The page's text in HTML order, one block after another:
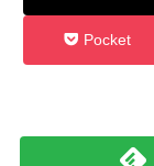
Pocket